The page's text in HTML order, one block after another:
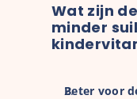
Wat zijn
minder
Beter voor